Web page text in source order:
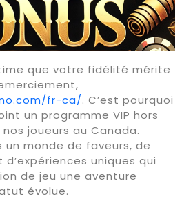
que votre fidélité mérite
fr-ca/. C’est pourquoi
un programme VIP hors
joueurs au Canada.
un monde de faveurs, de
uniques qui
de jeu une aventure
évolue.